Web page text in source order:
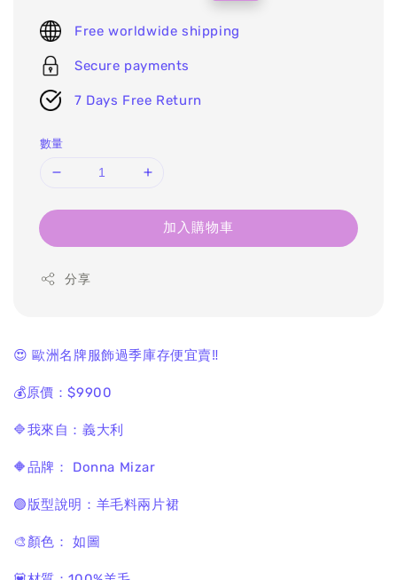
Free worldwide shipping
Secure payments
7 Days Free Return
數量
加入購物車
分享
😍 歐洲名牌服飾過季庫存便宜賣‼️
💰原價：$9900
🔷我來自：義大利
🔶品牌： Donna Mizar
🟣版型說明：羊毛料兩片裙
🎨顏色： 如圖